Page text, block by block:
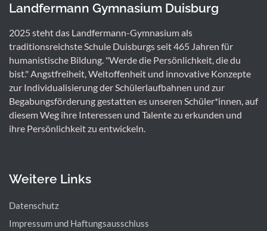
Landfermann Gymnasium Duisburg
2025 steht das Landfermann-Gymnasium als
traditionsreichste Schule Duisburgs seit 465 Jahren für
humanistische Bildung. "Werde die Persönlichkeit, die du
bist." Angstfreiheit, Weltoffenheit und innovative Konzepte
zur Individualisierung der Schülerlaufbahnen und zur
Begabungsförderung gestatten es unseren Schüler*innen, auf
diesem Weg ihre Interessen und Talente zu erkunden und
ihre Persönlichkeit zu entwickeln.
Weitere Links
Datenschutz
Impressum und Haftungsausschluss